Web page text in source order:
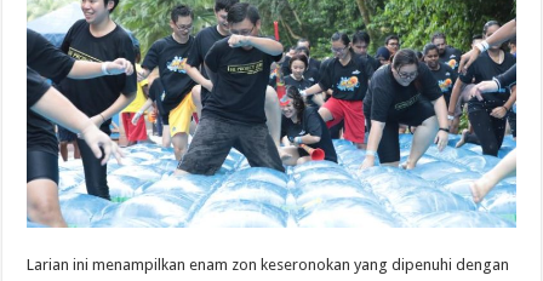
Larian ini menampilkan enam zon keseronokan yang dipenuhi dengan